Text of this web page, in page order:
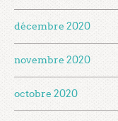
décembre 2020
novembre 2020
octobre 2020